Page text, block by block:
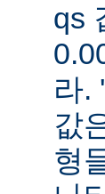
qs
라.
값
형